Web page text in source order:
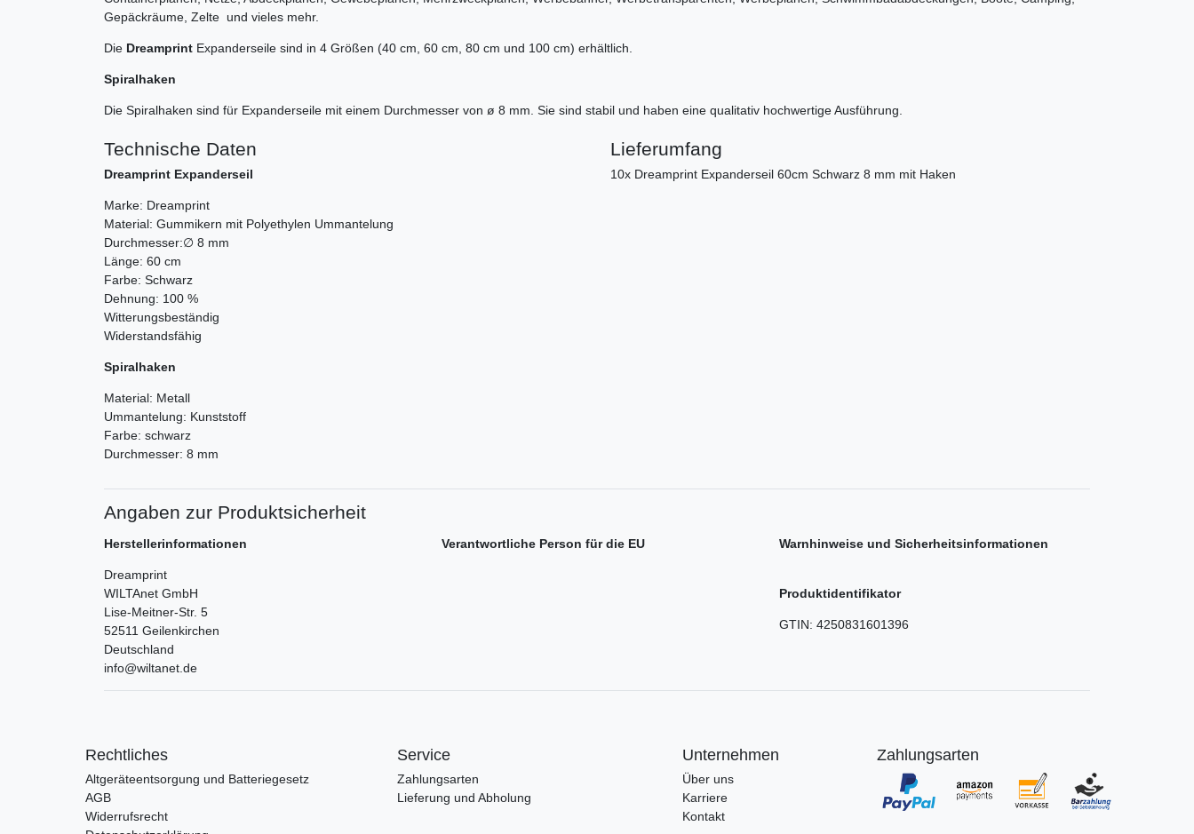
Gepäckräume, Zelte und vieles mehr.
Die Dreamprint Expanderseile sind in 4 Größen (40 cm, 60 cm, 80 cm und 100 cm) erhältlich.
Spiralhaken
Die Spiralhaken sind für Expanderseile mit einem Durchmesser von ø 8 mm. Sie sind stabil und haben eine qualitativ hochwertige Ausführung.
Technische Daten
Dreamprint Expanderseil
Marke: Dreamprint
Material: Gummikern mit Polyethylen Ummantelung
Durchmesser:∅ 8 mm
Länge: 60 cm
Farbe: Schwarz
Dehnung: 100 %
Witterungsbeständig
Widerstandsfähig
Spiralhaken
Material: Metall
Ummantelung: Kunststoff
Farbe: schwarz
Durchmesser: 8 mm
Lieferumfang
10x Dreamprint Expanderseil 60cm Schwarz 8 mm mit Haken
Angaben zur Produktsicherheit
Herstellerinformationen
Dreamprint
WILTAnet GmbH
Lise-Meitner-Str. 5
52511 Geilenkirchen
Deutschland
info@wiltanet.de
Verantwortliche Person für die EU Warnhinweise und Sicherheitsinformationen
Produktidentifikator
GTIN: 4250831601396
Rechtliches
Altgeräteentsorgung und Batteriegesetz
AGB
Widerrufsrecht
Service
Zahlungsarten
Lieferung und Abholung
Unternehmen
Über uns
Karriere
Kontakt
Zahlungsarten